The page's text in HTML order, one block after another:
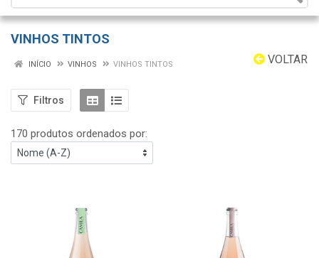
VINHOS TINTOS
VOLTAR
INÍCIO VINHOS VINHOS TINTOS
Filtros
170 produtos ordenados por: